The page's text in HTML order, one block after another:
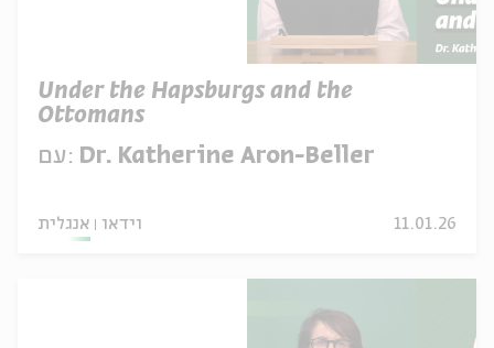
Under the Hapsburgs and the
Ottomans
עם: Dr. Katherine Aron-Beller
אנגלית וידאו 11.01.26